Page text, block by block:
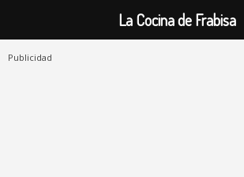
Publicidad
La Cocina de Frabisa